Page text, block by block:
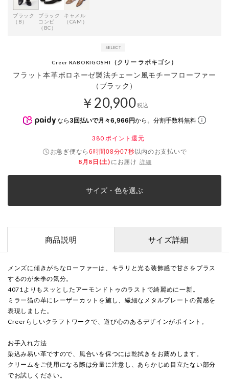
ブラック
（B）
ブラック
コンビ
（BC）
キャメル
（CAM）
Creer RABOKIGOSHI （クリー ラボキゴシ）
フラット本革ボロネーゼ製法チェーン風モチーフローファー
（ブラック）
￥20,900税込
なら 3回払いで月々6,966円から。分割手数料無料
380 ポイント還元
お急ぎ便なら6時間08分07秒以内のお支払いで
8月8日(土) にお届け 詳細
サイズ・色を選ぶ
商品説明 サイズ詳細
メンズに傾きがちなローファーは、キラリと光る装飾感で甘さをプラス
するのが来季の気分。
4071よりもスッとしたアーモンドトゥのラストで綺麗めに一新。
ミラー箔の革にレーザーカットを施し、繊細なメタルプレートの質感を
表現しました。
Creerらしいクラフトワークで、遊び心のあるデザインがポイント。
お手入れ方法
染込み易い革ですので、風合いを保つには乾拭きをお薦めします。
クリームをご使用になる際は分量に注意し、あらかじめ目立たない部分
でお試しください。